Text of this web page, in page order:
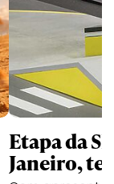
Etapa da
Janeiro,